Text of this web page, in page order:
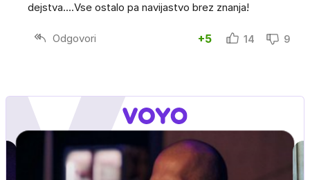
dejstva....Vse ostalo pa navijastvo brez znanja!
Odgovori +5 14 9